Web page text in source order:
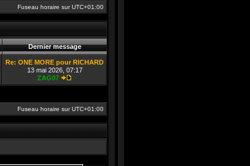
Fuseau horaire surUTC+01:00
Dernier message
Re: ONE MORE pour RICHARD
13 mai 2026, 07:17
ZAG07
Consulter le dernier message
Fuseau horaire surUTC+01:00